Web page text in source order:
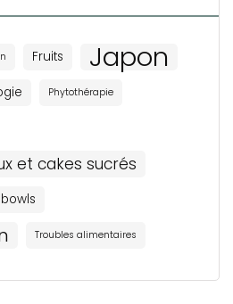
Fruits Japon
Phytothérapie
et cakes sucrés
Troubles alimentaires